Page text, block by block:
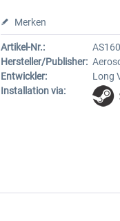
Merken
Artikel-Nr.:
Hersteller/Publisher:
Entwickler:
Long
Installation via: